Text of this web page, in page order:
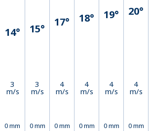
14°
3
m/s
0 mm
15°
3
m/s
0 mm
17°
4
m/s
0 mm
18°
4
m/s
0 mm
19°
4
m/s
0 mm
20°
4
m/s
0 mm